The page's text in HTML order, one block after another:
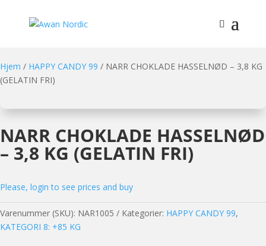
Hjem / HAPPY CANDY 99 / NARR CHOKLADE HASSELNØD – 3,8 KG
(GELATIN FRI)
NARR CHOKLADE HASSELNØD
– 3,8 KG (GELATIN FRI)
Please, login to see prices and buy
Varenummer (SKU): NAR1005 Kategorier: HAPPY CANDY 99,
KATEGORI 8: +85 KG